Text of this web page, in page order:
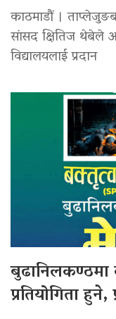
काठमाडौं ।
सांसद क्षितिज थेबेले
विद्यालयलाई प्रदान
प्रतियोगिता